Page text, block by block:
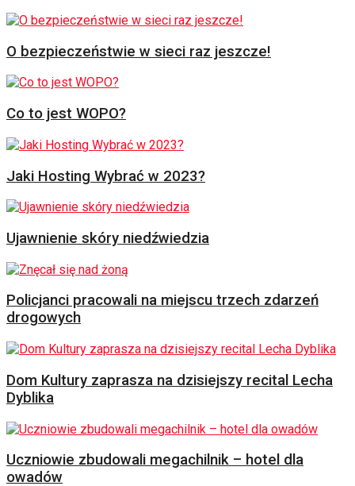
O bezpieczeństwie w sieci raz jeszcze!
Co to jest WOPO?
Jaki Hosting Wybrać w 2023?
Ujawnienie skóry niedźwiedzia
Policjanci pracowali na miejscu trzech zdarzeń
drogowych
Dom Kultury zaprasza na dzisiejszy recital Lecha
Dyblika
Uczniowie zbudowali megachilnik – hotel dla
owadów